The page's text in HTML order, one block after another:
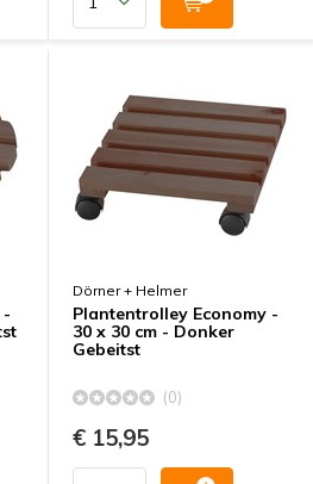
-
Dörner + Helmer
Plantentrolley Economy -
30 x 30 cm - Donker
Gebeitst
(0)
€ 15,95